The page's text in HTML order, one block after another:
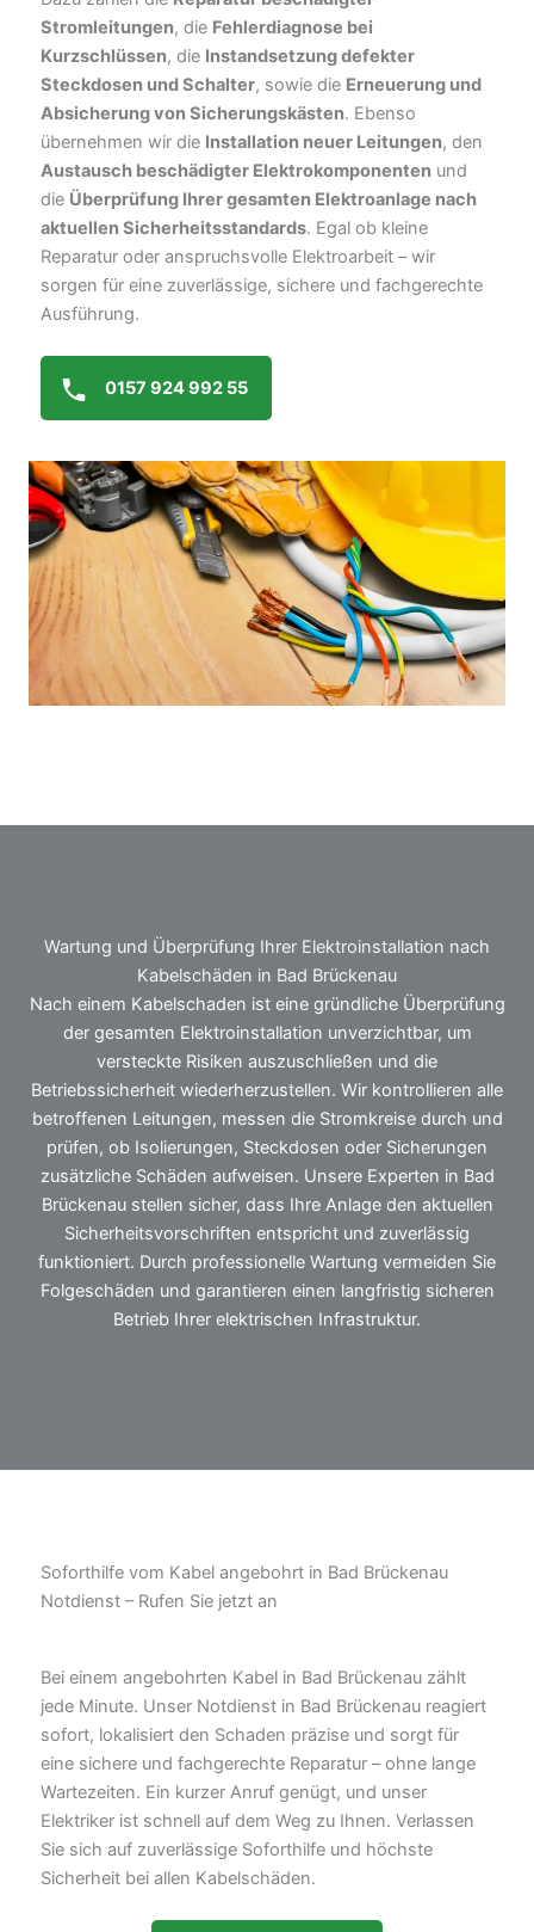
Stromleitungen, die Fehlerdiagnose bei
Kurzschlüssen, die Instandsetzung defekter
Steckdosen und Schalter, sowie die Erneuerung und
Absicherung von Sicherungskästen. Ebenso
übernehmen wir die Installation neuer Leitungen, den
Austausch beschädigter Elektrokomponenten und
die Überprüfung Ihrer gesamten Elektroanlage nach
aktuellen Sicherheitsstandards. Egal ob kleine
Reparatur oder anspruchsvolle Elektroarbeit – wir
sorgen für eine zuverlässige, sichere und fachgerechte
Ausführung.
0157 924 992 55
Wartung und Überprüfung Ihrer Elektroinstallation nach
Kabelschäden in Bad Brückenau
Nach einem Kabelschaden ist eine gründliche Überprüfung
der gesamten Elektroinstallation unverzichtbar, um
versteckte Risiken auszuschließen und die
Betriebssicherheit wiederherzustellen. Wir kontrollieren alle
betroffenen Leitungen, messen die Stromkreise durch und
prüfen, ob Isolierungen, Steckdosen oder Sicherungen
zusätzliche Schäden aufweisen. Unsere Experten in Bad
Brückenau stellen sicher, dass Ihre Anlage den aktuellen
Sicherheitsvorschriften entspricht und zuverlässig
funktioniert. Durch professionelle Wartung vermeiden Sie
Folgeschäden und garantieren einen langfristig sicheren
Betrieb Ihrer elektrischen Infrastruktur.
Soforthilfe vom Kabel angebohrt in Bad Brückenau
Notdienst – Rufen Sie jetzt an
Bei einem angebohrten Kabel in Bad Brückenau zählt
jede Minute. Unser Notdienst in Bad Brückenau reagiert
sofort, lokalisiert den Schaden präzise und sorgt für
eine sichere und fachgerechte Reparatur – ohne lange
Wartezeiten. Ein kurzer Anruf genügt, und unser
Elektriker ist schnell auf dem Weg zu Ihnen. Verlassen
Sie sich auf zuverlässige Soforthilfe und höchste
Sicherheit bei allen Kabelschäden.